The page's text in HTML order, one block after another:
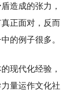
造成的张力，
正面对，反而
的例子很多。
现代化经验，
量运作文化社